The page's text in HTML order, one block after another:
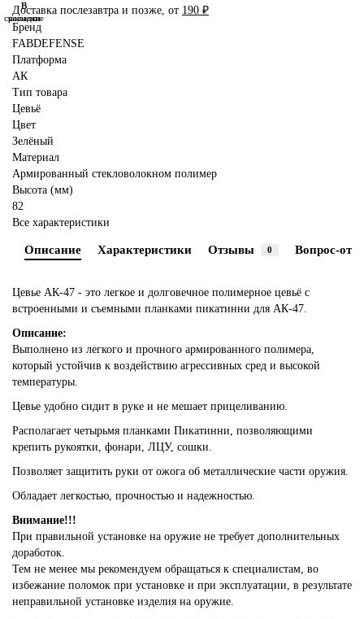
В
закладки
В
сравнение
Доставка послезавтра и позже, от 190 ₽
Бренд
FABDEFENSE
Платформа
АК
Тип товара
Цевьё
Цвет
Зелёный
Материал
Армированный стекловолокном полимер
Высота (мм)
82
Все характеристики
Описание Характеристики Отзывы 0 Вопрос-
Цевье АК-47 - это легкое и долговечное полимерное цевьё с
встроенными и съемными планками пикатинни для АК-47.
Описание:
Выполнено из легкого и прочного армированного полимера,
который устойчив к воздействию агрессивных сред и высокой
температуры.
Цевье удобно сидит в руке и не мешает прицеливанию.
Располагает четырьмя планками Пикатинни, позволяющими
крепить рукоятки, фонари, ЛЦУ, сошки.
Позволяет защитить руки от ожога об металлические части оружия.
Обладает легкостью, прочностью и надежностью.
Внимание!!!
При правильной установке на оружие не требует дополнительных
доработок.
Тем не менее мы рекомендуем обращаться к специалистам, во
избежание поломок при установке и при эксплуатации, в результате
неправильной установке изделия на оружие.